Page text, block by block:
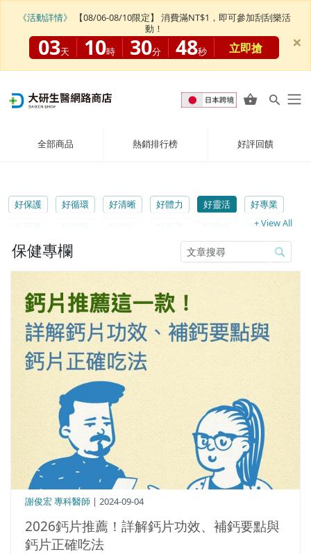
全部商品 熱銷排行榜 好評回饋
好保護 好循環 好清晰 好體力 好靈活
好專業
好穩定
好靈光
好享So
+ View All
保健專欄
2026鈣片推薦！詳解鈣片功效、補鈣要點與
鈣片正確吃法
謝俊宏 專科醫師 | 2024-09-04
《活動詳情》
【08/06-08/10限定】 消費滿NT$1，即可參加刮刮樂活
動！
03天 10時 30分 47秒 立即搶 ×